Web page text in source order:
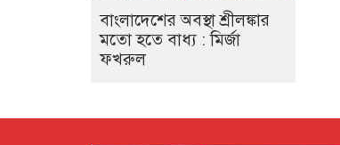
বাংলাদেশের অবস্থা শ্রীলঙ্কার
মতো হতে বাধ্য : মির্জা
ফখরুল